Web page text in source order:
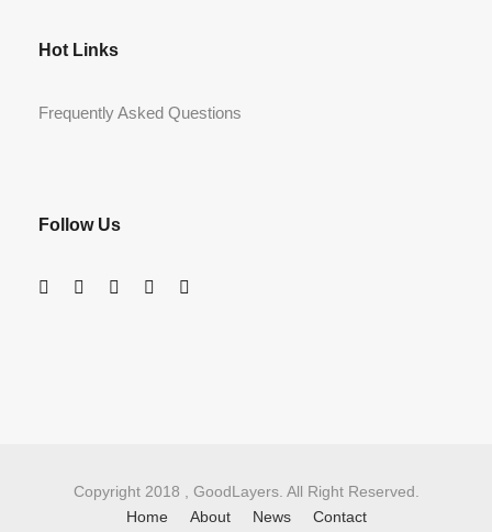
Hot Links
Frequently Asked Questions
Follow Us
Copyright 2018 , GoodLayers. All Right Reserved.
Home
About News Contact